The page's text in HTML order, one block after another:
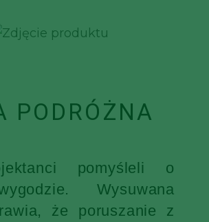
PODRÓŻNA
pomyśleli o
Wysuwana
że poruszanie z